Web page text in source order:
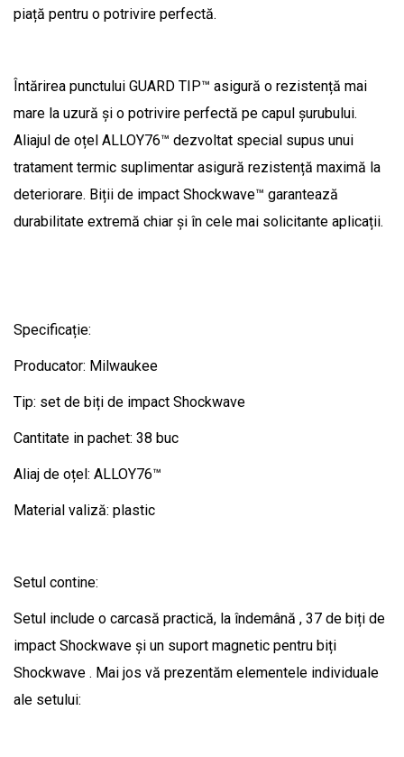
piață pentru o potrivire perfectă.
Întărirea punctului GUARD TIP™ asigură o rezistență mai
mare la uzură și o potrivire perfectă pe capul șurubului.
Aliajul de oțel ALLOY76™ dezvoltat special supus unui
tratament termic suplimentar asigură rezistență maximă la
deteriorare. Biții de impact Shockwave™ garantează
durabilitate extremă chiar și în cele mai solicitante aplicații.
Specificație:
Producator: Milwaukee
Tip: set de biți de impact Shockwave
Cantitate in pachet: 38 buc
Aliaj de oțel: ALLOY76™
Material valiză: plastic
Setul contine:
Setul include o carcasă practică, la îndemână , 37 de biți de
impact Shockwave și un suport magnetic pentru biți
Shockwave . Mai jos vă prezentăm elementele individuale
ale setului: